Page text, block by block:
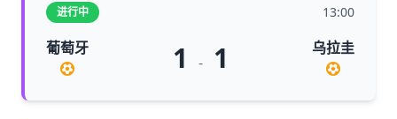
进行中 13:00
葡萄牙 1 - 1 乌拉圭